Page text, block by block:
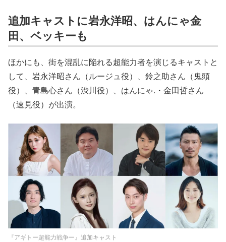
追加キャストに岩永洋昭、はんにゃ金
田、ベッキーも
ほかにも、街を混乱に陥れる超能⼒者を演じるキャストと
して、岩永洋昭さん（ルージュ役）、鈴之助さん（⻤頭
役）、青島⼼さん（渋川役）、はんにゃ.・⾦⽥哲さん
（速⾒役）が出演。
『アギトー超能力戦争ー』追加キャスト